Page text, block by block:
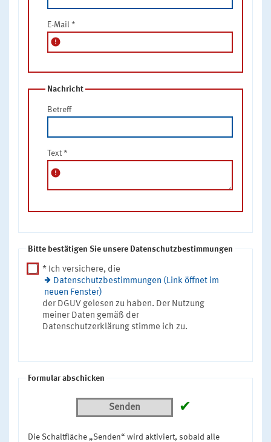
E-Mail *
error
Nachricht
Betreff
Text *
error
Bitte bestätigen Sie unsere Datenschutzbestimmungen
* Ich versichere, die
Datenschutzbestimmungen (Link öffnet im
neuen Fenster)
der DGUV gelesen zu haben. Der Nutzung
meiner Daten gemäß der
Datenschutzerklärung stimme ich zu.
Formular abschicken
Senden ✔
Die Schaltfläche „Senden“ wird aktiviert, sobald alle